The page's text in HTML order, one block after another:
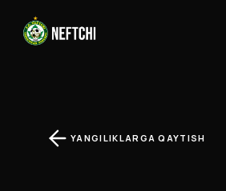
YANGILIKLARGA QAYTISH